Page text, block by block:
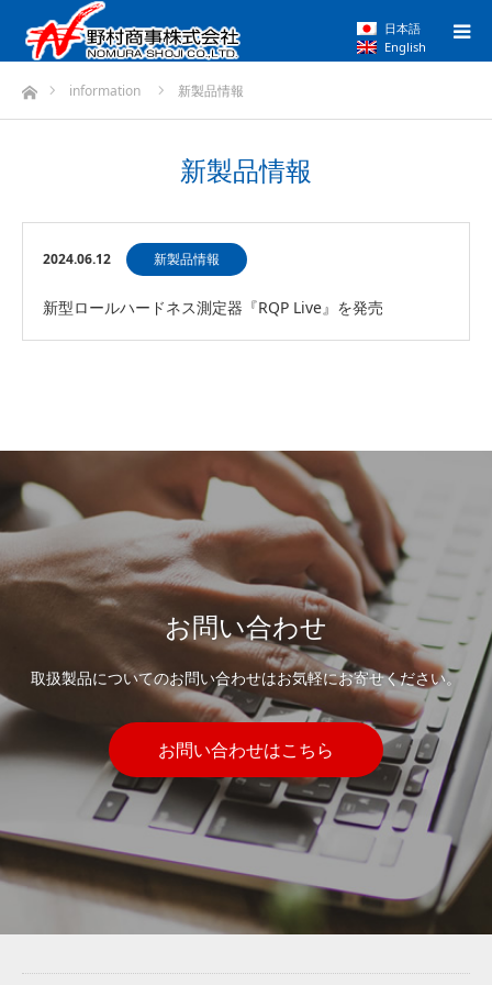
日本語
English
ホームinformation 新製品情報
新製品情報
2024.06.12 新製品情報
新型ロールハードネス測定器『RQP Live』を発売
お問い合わせ
取扱製品についてのお問い合わせはお気軽にお寄せください。
お問い合わせはこちら